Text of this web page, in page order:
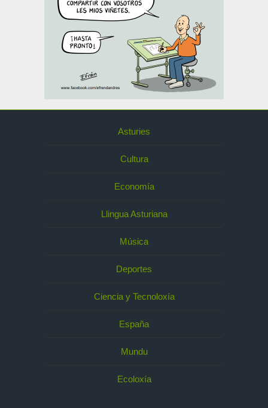
Asturies
Cultura
Economía
Llingua Asturiana
Música
Deportes
Ciencia y Tecnoloxía
España
Mundu
Ecoloxía